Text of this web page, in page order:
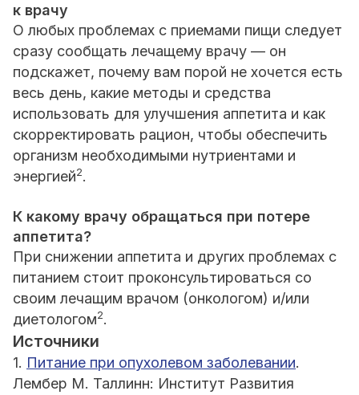
к врачу
О любых проблемах с приемами пищи следует
сразу сообщать лечащему врачу — он
подскажет, почему вам порой не хочется есть
весь день, какие методы и средства
использовать для улучшения аппетита и как
скорректировать рацион, чтобы обеспечить
организм необходимыми нутриентами и
энергией2.
К какому врачу обращаться при потере
аппетита?
При снижении аппетита и других проблемах с
питанием стоит проконсультироваться со
своим лечащим врачом (онкологом) и/или
диетологом2.
Источники
1. Питание при опухолевом заболевании.
Лембер М. Таллинн: Институт Развития